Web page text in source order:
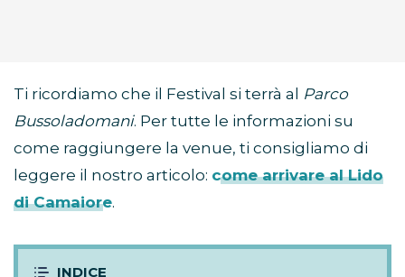
Ti ricordiamo che il Festival si terrà al Parco
Bussoladomani. Per tutte le informazioni su
come raggiungere la venue, ti consigliamo di
leggere il nostro articolo: come arrivare al Lido
di Camaiore.